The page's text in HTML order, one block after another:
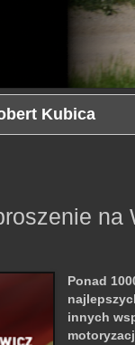
Kubica
na
Ponad
innych